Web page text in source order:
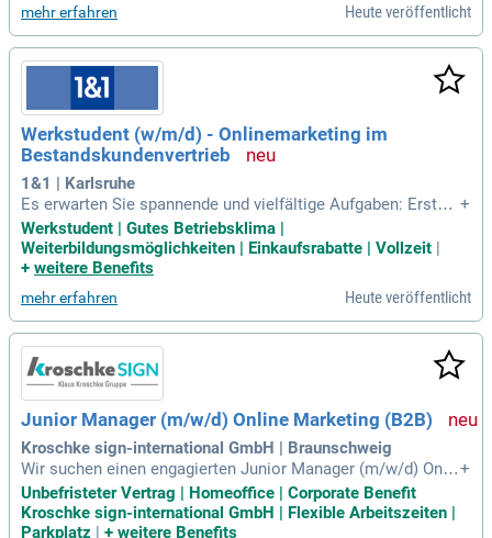
BAUR-Gruppe einen Online Marketing Measurement & Attrib
ution Analyst (m/w/d). Du optimierst die Online-Marketing-P
erformance durch datenbasierte Analysen und entwickelst e
ffektive Attributions- und Marketing-Messmodelle. Verantw
ortlich für das Marketing Data Hub, gibst du wertvolle Handl
ungsempfehlungen zur technischen Weiterentwicklung der
Dateninfrastruktur. Als kommunikationsstarker Teamplayer
übersetzt du Daten in strategische Geschäftsentscheidunge
n und bringst innovative Ideen ein. Kreiere effiziente Attributi
ons- und Budgetallokationsmodelle, um den Markterfolg na
chhaltig zu sichern!
mehr erfahren Heute veröffentlicht
Werkstudent (w/m/d) - Onlinemarketing im
Bestandskundenvertrieb
1&1 | Karlsruhe
Es erwarten Sie spannende und vielfältige Aufgaben: Erstell
ung von Marketing-Briefings und Infomaterial für Dienstleist
er; Unterstützung bei der Entwicklung neuer Online-Vertriebs
ideen und Kampagnenansätze sowie der operativen Umsetz
+
Werkstudent | Gutes Betriebsklima |
Weiterbildungsmöglichkeiten | Einkaufsrabatte | Vollzeit |
+ weitere Benefits
mehr erfahren Heute veröffentlicht
Junior Manager (m/w/d) Online Marketing (B2B)
Kroschke sign-international GmbH | Braunschweig
Wir suchen einen engagierten Junior Manager (m/w/d) Onlin
e Marketing in Braunschweig, der unser Team in Vollzeit ver
stärkt. Deine Hauptaufgaben umfassen die Planung und den
Versand zielgerichteter Newsletter sowie automatisierter K
+
Unbefristeter Vertrag | Homeoffice | Corporate Benefit
Kroschke sign-international GmbH | Flexible Arbeitszeiten |
Parkplatz
+ weitere Benefits